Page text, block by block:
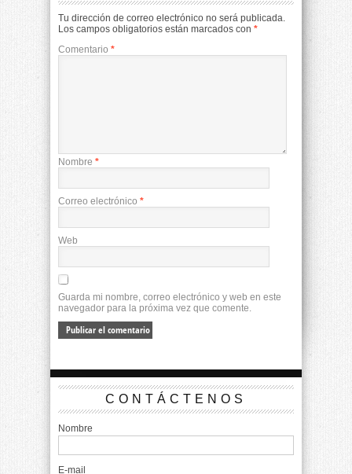
Tu dirección de correo electrónico no será publicada.
Los campos obligatorios están marcados con *
Comentario *
Nombre *
Correo electrónico *
Web
Guarda mi nombre, correo electrónico y web en este
navegador para la próxima vez que comente.
CONTÁCTENOS
Nombre
E-mail